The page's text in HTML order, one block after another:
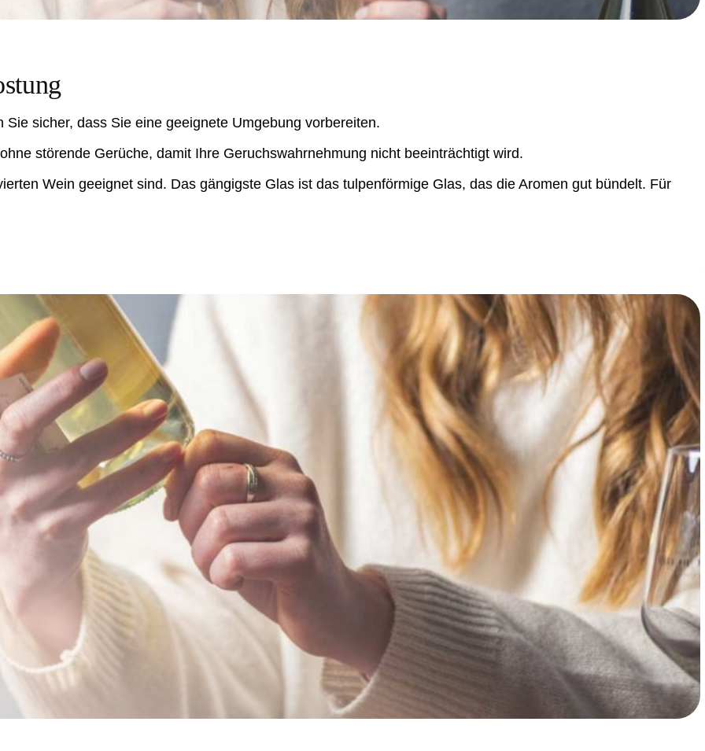
sicher, dass Sie eine geeignete Umgebung vorbereiten.
störende Gerüche, damit Ihre Geruchswahrnehmung nicht beeinträchtigt wird.
Wein geeignet sind. Das gängigste Glas ist das tulpenförmige Glas, das die Aromen gut bündelt. Für